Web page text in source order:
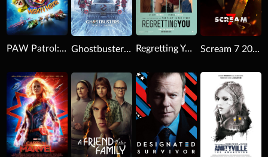
Scream 7 2026
Regretting You 2025
Ghostbusters: Frozen Empire 2024
PAW Patrol: The Mighty Movie 2023
Download
Download
Download